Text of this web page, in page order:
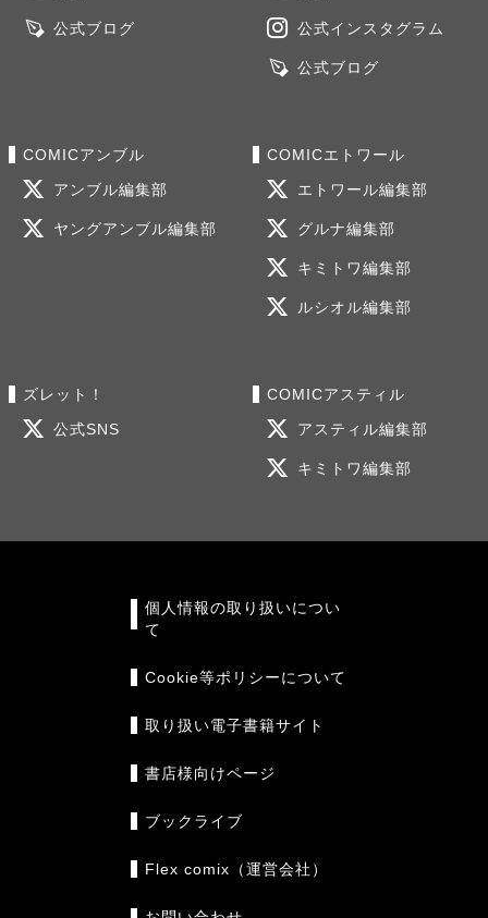
公式ブログ 公式インスタグラム
公式ブログ
COMICアンブル
アンブル編集部
ヤングアンブル編集部
COMICエトワール
エトワール編集部
グルナ編集部
キミトワ編集部
ルシオル編集部
ズレット！
公式SNS
COMICアスティル
アスティル編集部
キミトワ編集部
個人情報の取り扱いについ
て
Cookie等ポリシーについて
取り扱い電子書籍サイト
書店様向けページ
ブックライブ
Flex comix（運営会社）